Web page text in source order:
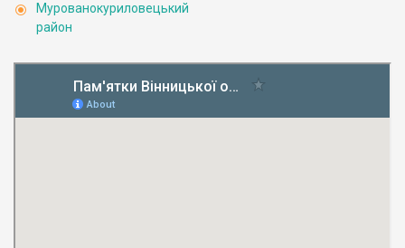
Мурованокуриловецький
район